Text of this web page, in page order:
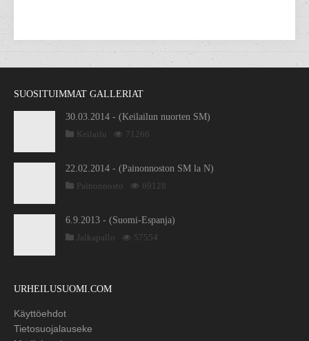
SUOSITUIMMAT GALLERIAT
30.03.2014 - (Keilailun nuorten SM)
Keilailu
71266
22.02.2014 - (Painonnoston SM la N)
Painonnosto
69128
6.9.2013 - (Suomi-Espanja)
Jalkapallo
57554
URHEILUSUOMI.COM
Käyttöehdot
Tietosuojalauseke